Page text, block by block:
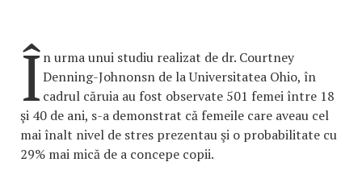
În urma unui studiu realizat de dr. Courtney
Denning-Johnonsn de la Universitatea Ohio, în
cadrul căruia au fost observate 501 femei între 18
şi 40 de ani, s-a demonstrat că femeile care aveau cel
mai înalt nivel de stres prezentau şi o probabilitate cu
29% mai mică de a concepe copii.